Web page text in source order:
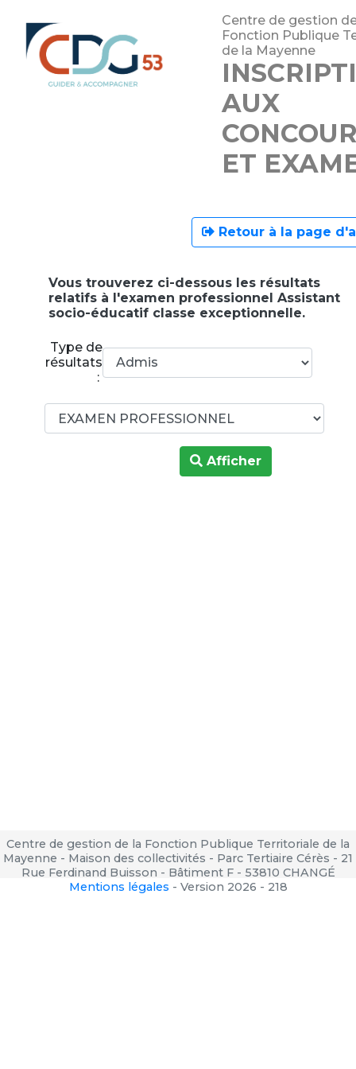
Centre de gestion
Fonction Publique
de la Mayenne
AUX
ET
Retour à la page
Vous trouverez ci-dessous les résultats
relatifs à l'examen professionnel Assistant
socio-éducatif classe exceptionnelle.
Type de
résultats
:
Afficher
Centre de gestion de la Fonction Publique Territoriale de la
Mayenne - Maison des collectivités - Parc Tertiaire Cérès - 21
Rue Ferdinand Buisson - Bâtiment F - 53810 CHANGÉ
Mentions légales - Version 2026 - 218